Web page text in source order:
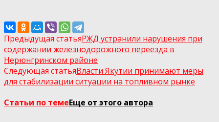
Предыдущая статьяРЖД устранили нарушения при
содержании железнодорожного переезда в
Нерюнгринском районе
Следующая статьяВласти Якутии принимают меры
для стабилизации ситуации на топливном рынке
Статьи по темеЕще от этого автора